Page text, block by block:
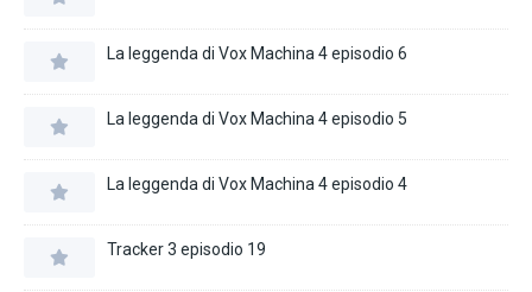
La leggenda di Vox Machina 4 episodio 6
La leggenda di Vox Machina 4 episodio 5
La leggenda di Vox Machina 4 episodio 4
Tracker 3 episodio 19